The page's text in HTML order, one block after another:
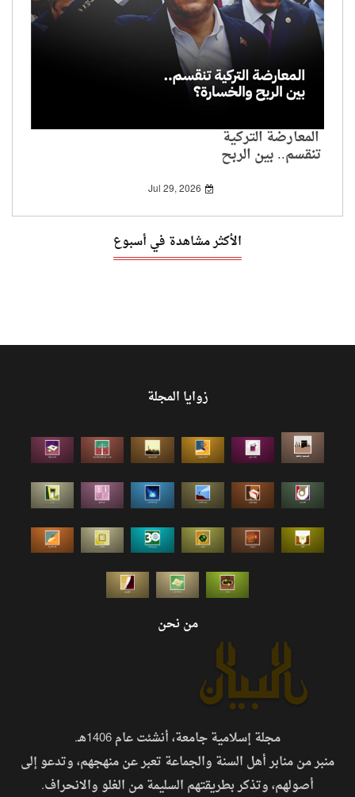
المعارضة التركية
تنقسم.. بين الربح
Jul 29, 2026
الأكثر مشاهدة في أسبوع
زوايا المجلة
من نحن
مجلة إسلامية جامعة، أنشئت عام 1406هـ.
منبر من منابر أهل السنة والجماعة تعبر عن منهجهم، وتدعو إلى
أصولهم، وتذكر بطريقتهم السليمة من الغلو والانحراف.